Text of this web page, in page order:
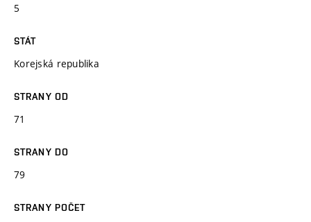
5
STÁT
Korejská republika
STRANY OD
71
STRANY DO
79
STRANY POČET